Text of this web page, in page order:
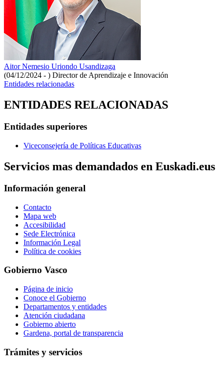
Aitor Nemesio Uriondo Usandizaga
(04/12/2024 - ) Director de Aprendizaje e Innovación
Entidades relacionadas
ENTIDADES RELACIONADAS
Entidades superiores
Viceconsejería de Políticas Educativas
Servicios mas demandados en Euskadi.eus
Información general
Contacto
Mapa web
Accesibilidad
Sede Electrónica
Información Legal
Política de cookies
Gobierno Vasco
Página de inicio
Conoce el Gobierno
Departamentos y entidades
Atención ciudadana
Gobierno abierto
Gardena, portal de transparencia
Trámites y servicios